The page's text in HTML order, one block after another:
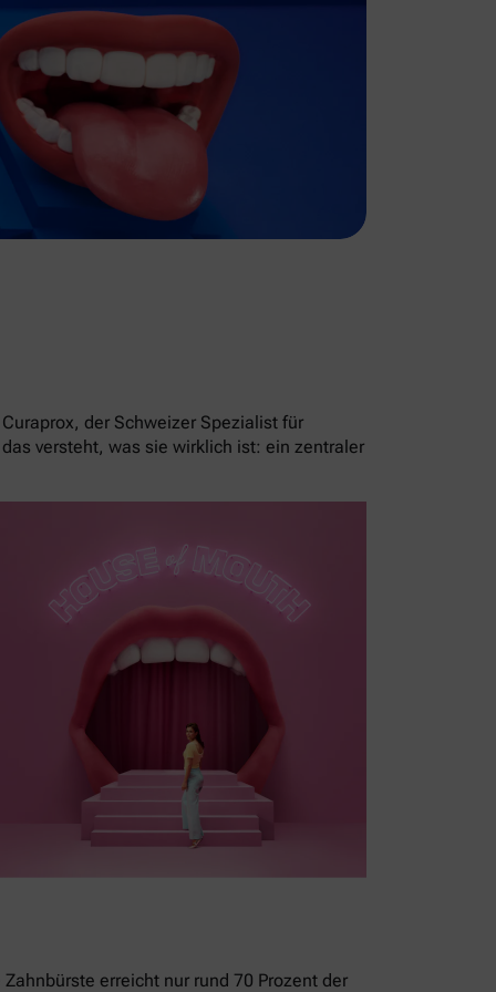
der Schweizer Spezialist für
versteht, was sie wirklich ist: ein zentraler
erreicht nur rund 70 Prozent der